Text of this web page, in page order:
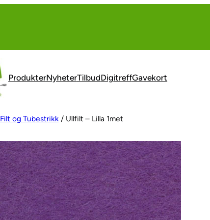
ProdukterNyheterTilbudDigitreffGavekort
Filt og Tubestrikk/ Ullfilt – Lilla 1met